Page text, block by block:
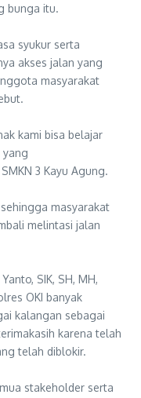
bunga itu.
syukur serta
akses jalan yang
masyarakat
kami bisa belajar
yang
3 Kayu Agung.
masyarakat
melintasi jalan
SIK, SH, MH,
OKI banyak
kalangan sebagai
karena telah
telah diblokir.
stakeholder serta